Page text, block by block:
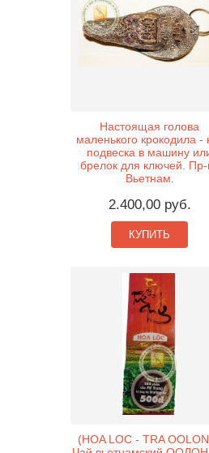
Настоящая голова
маленького крокодила -
подвеска в машину
брелок для ключей. Пр-
Вьетнам.
2.400,00 руб.
КУПИТЬ
(HOA LOC - TRA